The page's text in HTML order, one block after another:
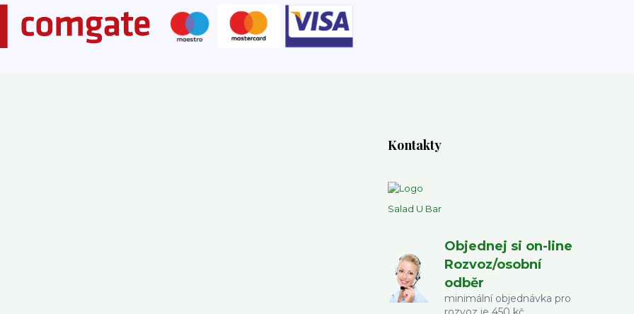
Kontakty
Salad U Bar
Objednej si on-line
Rozvoz/osobní
odběr
minimální objednávka pro